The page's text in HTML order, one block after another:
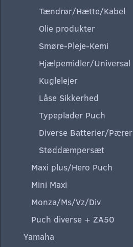
Tændrør/Hætte/Kabel
Olie produkter
Smøre-Pleje-Kemi
Hjælpemidler/Universal
Kuglelejer
Låse Sikkerhed
Typeplader Puch
Diverse Batterier/Pærer
Støddæmpersæt
Maxi plus/Hero Puch
Mini Maxi
Monza/Ms/Vz/Div
Puch diverse + ZA50
Yamaha